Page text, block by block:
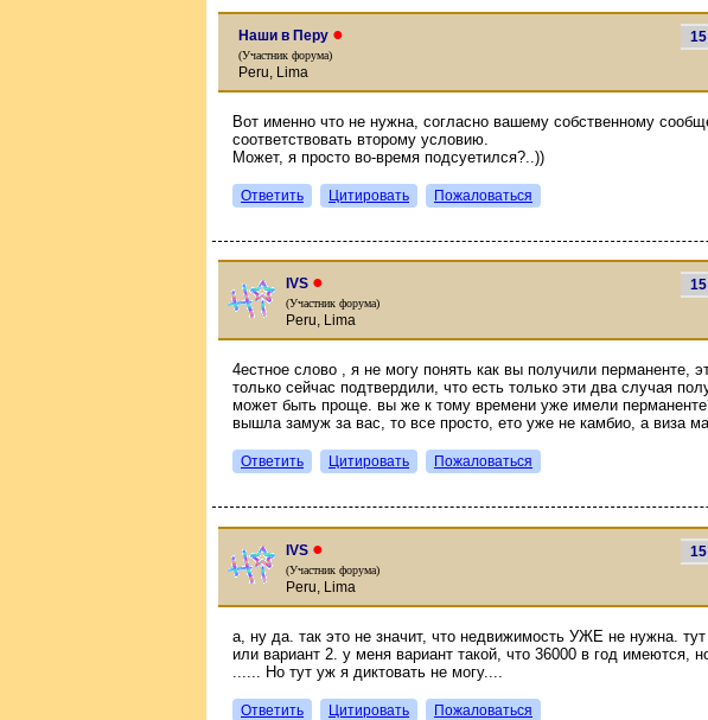
Наши в Перу ●
(Участник форума)
Peru, Lima
Вот именно что не нужна, согласно вашему собственному
соответствовать второму условию.
Может, я просто во-время подсуетился?..))
Ответить Цитировать Пожаловаться
IVS ●
(Участник форума)
Peru, Lima
4естное слово , я не могу понять как вы получили перманенте,
только сейчас подтвердили, что есть только эти два случая
может быть проще. вы же к тому времени уже имели
вышла замуж за вас, то все просто, ето уже не камбио, а виза
Ответить Цитировать Пожаловаться
IVS ●
(Участник форума)
Peru, Lima
а, ну да. так это не значит, что недвижимость УЖЕ не нужна. тут
или вариант 2. у меня вариант такой, что 36000 в год имеются,
...... Но тут уж я диктовать не могу....
Ответить Цитировать Пожаловаться